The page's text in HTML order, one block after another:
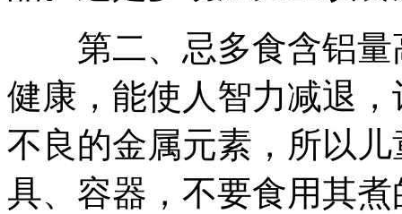
第二、忌多食含铝量
健康，能使人智力减退
不良的金属元素，所以
具、容器，不要食用其